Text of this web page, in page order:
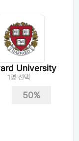
University
1명 선택
50%